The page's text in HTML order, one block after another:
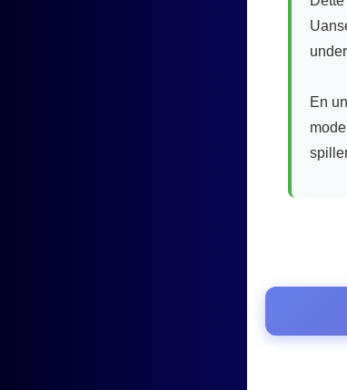
En